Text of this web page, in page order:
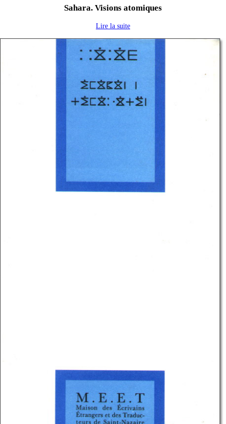
Sahara. Visions atomiques
Lire la suite